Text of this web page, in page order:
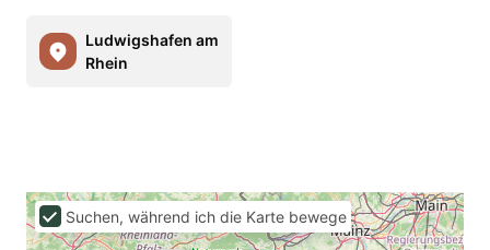
Ludwigshafen am
Rhein
Suchen, während ich die Karte bewege